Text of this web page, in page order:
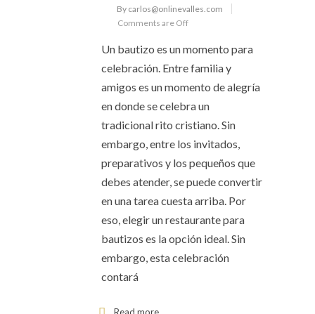
By carlos@onlinevalles.com
Comments are Off
Un bautizo es un momento para
celebración. Entre familia y
amigos es un momento de alegría
en donde se celebra un
tradicional rito cristiano. Sin
embargo, entre los invitados,
preparativos y los pequeños que
debes atender, se puede convertir
en una tarea cuesta arriba. Por
eso, elegir un restaurante para
bautizos es la opción ideal. Sin
embargo, esta celebración
contará